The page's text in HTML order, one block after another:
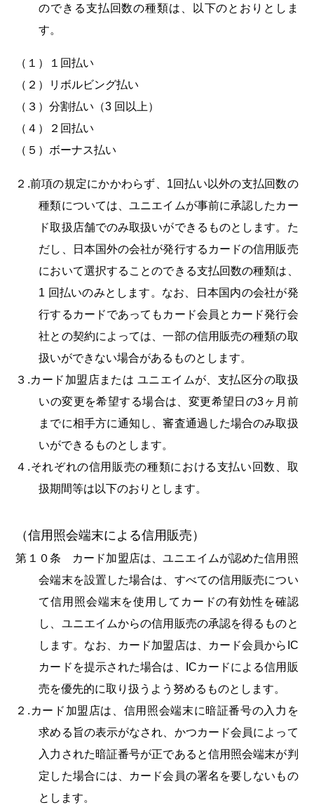
のできる支払回数の種類は、以下のとおりとしま
す。
（１）１回払い
（２）リボルビング払い
（３）分割払い（3 回以上）
（４）２回払い
（５）ボーナス払い
２.前項の規定にかかわらず、1回払い以外の支払回数の
種類については、ユニエイムが事前に承認したカー
ド取扱店舗でのみ取扱いができるものとします。た
だし、日本国外の会社が発行するカードの信用販売
において選択することのできる支払回数の種類は、
1 回払いのみとします。なお、日本国内の会社が発
行するカードであってもカード会員とカード発行会
社との契約によっては、一部の信用販売の種類の取
扱いができない場合があるものとします。
３.カード加盟店または ユニエイムが、支払区分の取扱
いの変更を希望する場合は、変更希望日の3ヶ月前
までに相手方に通知し、審査通過した場合のみ取扱
いができるものとします。
４.それぞれの信用販売の種類における支払い回数、取
扱期間等は以下のおりとします。
（信用照会端末による信用販売）
第１０条 カード加盟店は、ユニエイムが認めた信用照
会端末を設置した場合は、すべての信用販売につい
て信用照会端末を使用してカードの有効性を確認
し、ユニエイムからの信用販売の承認を得るものと
します。なお、カード加盟店は、カード会員からIC
カードを提示された場合は、ICカードによる信用販
売を優先的に取り扱うよう努めるものとします。
２.カード加盟店は、信用照会端末に暗証番号の入力を
求める旨の表示がなされ、かつカード会員によって
入力された暗証番号が正であると信用照会端末が判
定した場合には、カード会員の署名を要しないもの
とします。